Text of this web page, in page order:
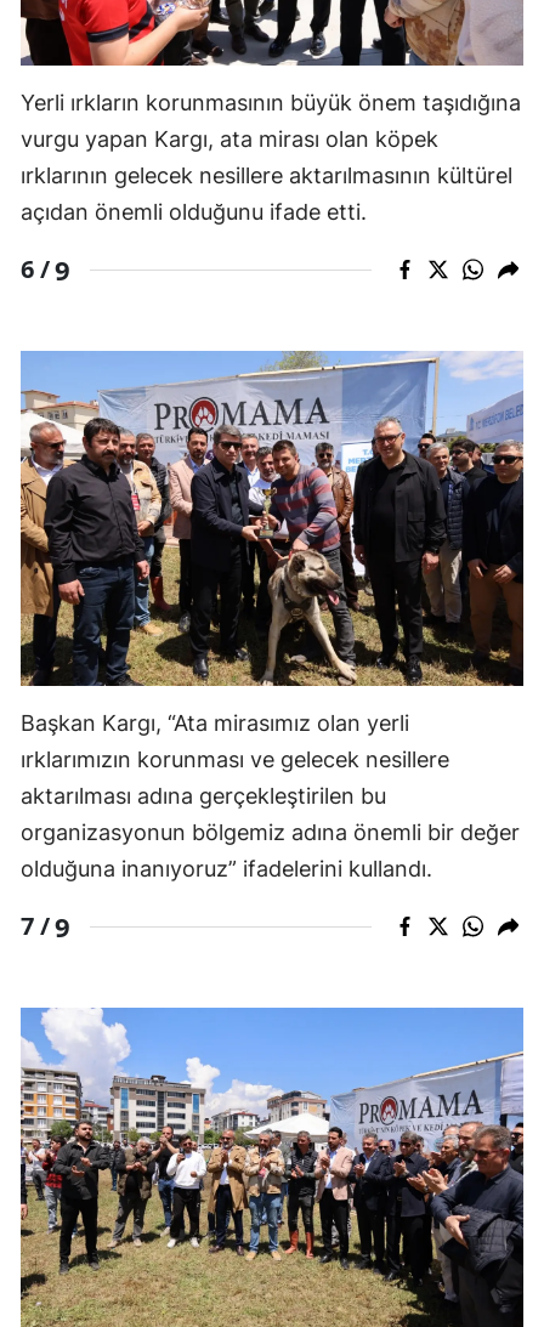
Yerli ırkların korunmasının büyük önem taşıdığına
vurgu yapan Kargı, ata mirası olan köpek
ırklarının gelecek nesillere aktarılmasının kültürel
açıdan önemli olduğunu ifade etti.
6 /9
Başkan Kargı, “Ata mirasımız olan yerli
ırklarımızın korunması ve gelecek nesillere
aktarılması adına gerçekleştirilen bu
organizasyonun bölgemiz adına önemli bir değer
olduğuna inanıyoruz” ifadelerini kullandı.
7 /9